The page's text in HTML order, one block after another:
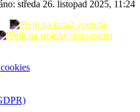
středa 26. listopad 2025, 11:24